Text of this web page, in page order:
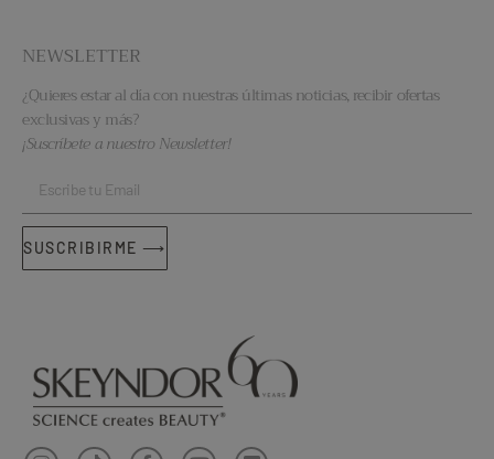
NEWSLETTER
¿Quieres estar al día con nuestras últimas noticias, recibir ofertas
exclusivas y más?
¡Suscríbete a nuestro Newsletter!
SUSCRIBIRME ⟶